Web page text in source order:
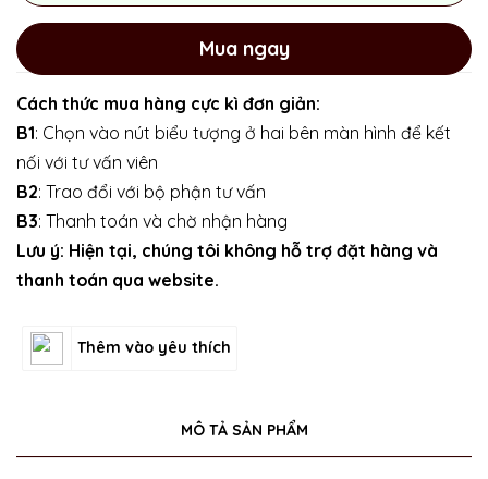
Mua ngay
Cách thức mua hàng cực kì đơn giản:
B1: Chọn vào nút biểu tượng ở hai bên màn hình để kết
nối với tư vấn viên
B2: Trao đổi với bộ phận tư vấn
B3: Thanh toán và chờ nhận hàng
Lưu ý: Hiện tại, chúng tôi không hỗ trợ đặt hàng và
thanh toán qua website.
Thêm vào yêu thích
MÔ TẢ SẢN PHẨM